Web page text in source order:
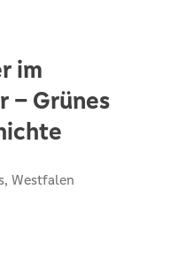
im
– Grünes
Westfalen